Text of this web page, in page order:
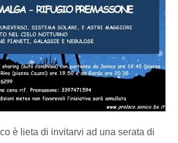
è lieta di invitarvi ad una serata di